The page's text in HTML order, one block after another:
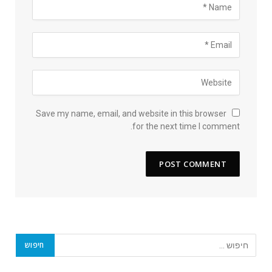
Save my name, email, and website in this browser
for the next time I comment.